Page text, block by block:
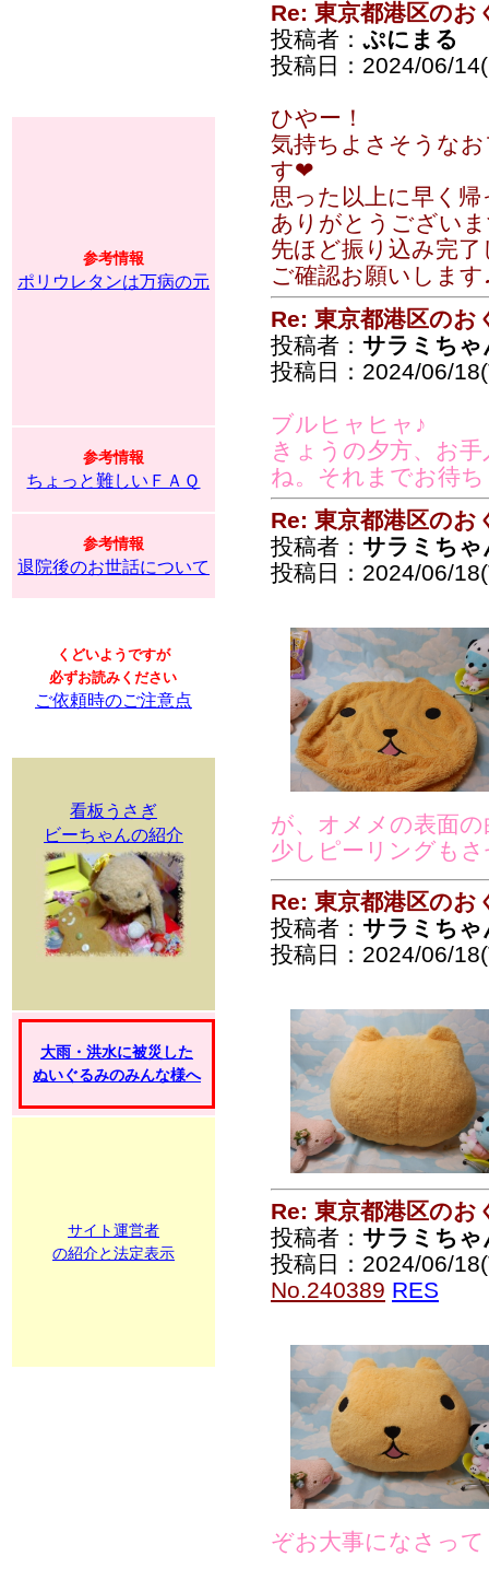
参考情報
ポリウレタンは万病の元
参考情報
ちょっと難しいＦＡＱ
参考情報
退院後のお世話について
くどいようですが
必ずお読みください
ご依頼時のご注意点
看板うさぎ
ビーちゃんの紹介
大雨・洪水に被災した
ぬいぐるみのみんな様へ
サイト運営者
の紹介と法定表示
Re: 東京都港区のお
投稿者： ぷにまる
投稿日：2024/06/
ひやー！
気持ちよさそうな
す❤︎
思った以上に早く
ありがとうござい
先ほど振り込み完
ご確認お願いします
Re: 東京都港区のお
投稿者： サラミちゃ
投稿日：2024/06/
ブルヒャヒャ♪
きょうの夕方、お
ね。それまでお待
Re: 東京都港区のお
投稿者： サラミちゃ
投稿日：2024/06/
が、オメメの表面
少しピーリングも
Re: 東京都港区のお
投稿者： サラミちゃ
投稿日：2024/06/
Re: 東京都港区のお
投稿者： サラミちゃ
投稿日：2024/06/
No.240389 RES
ぞお大事になさっ